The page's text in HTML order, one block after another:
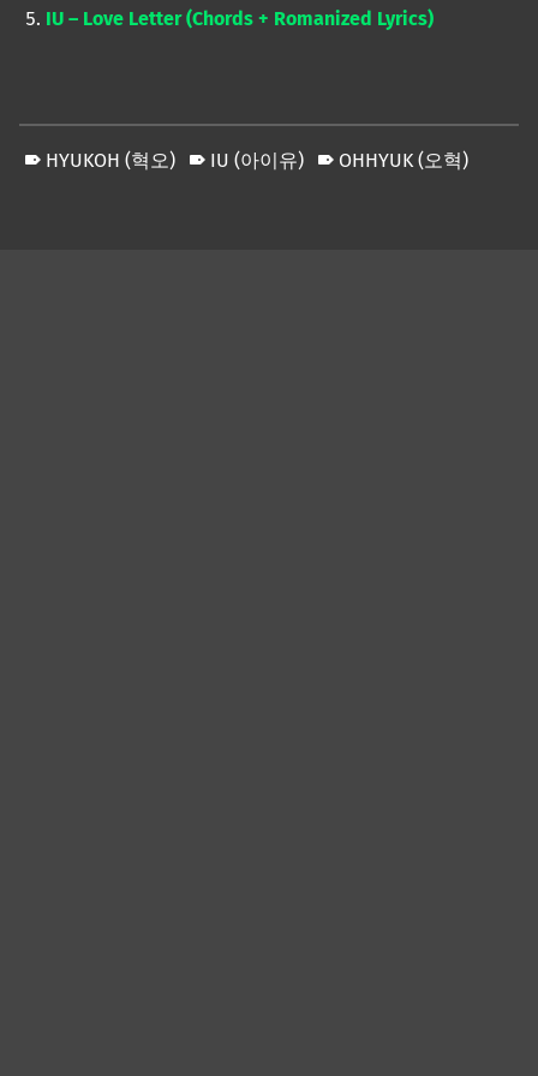
IU – Love Letter (Chords + Romanized Lyrics)
HYUKOH (혁오) IU (아이유) OHHYUK (오혁)